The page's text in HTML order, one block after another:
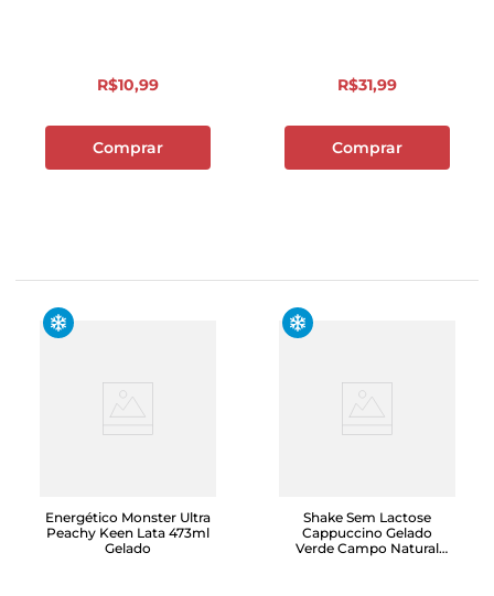
R$10,99
Comprar
R$31,99
Comprar
Energético Monster Ultra
Peachy Keen Lata 473ml
Gelado
Shake Sem Lactose
Cappuccino Gelado
Verde Campo Natural